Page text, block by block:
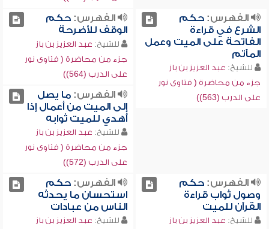
الفهرس:حكم
الشرع في قراءة
الفاتحة على الميت وعمل
المآتم
للشيخ: عبد العزيز بن باز
جزء من محاضرة ( فتاوى نور
على الدرب (563))
الفهرس:حكم
الوقف للأضرحة
للشيخ: عبد العزيز بن باز
جزء من محاضرة ( فتاوى نور
على الدرب (564))
الفهرس:ما يصل
إلى الميت من أعمال إذا
أُهدي للميت ثوابه
للشيخ: عبد العزيز بن باز
جزء من محاضرة ( فتاوى نور
على الدرب (572))
الفهرس:حكم
وصول ثواب قراءة
القرآن للميت
للشيخ: عبد العزيز بن باز
الفهرس:حكم
استحسان ما يحدثه
الناس من عبادات
للشيخ: عبد العزيز بن باز